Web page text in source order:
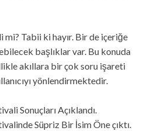
Tabii ki hayır. Bir de içeriğe
başlıklar var. Bu konuda
akıllara bir çok soru işareti
yönlendirmektedir.
Sonuçları Açıklandı.
Süpriz Bir İsim Öne çıktı.